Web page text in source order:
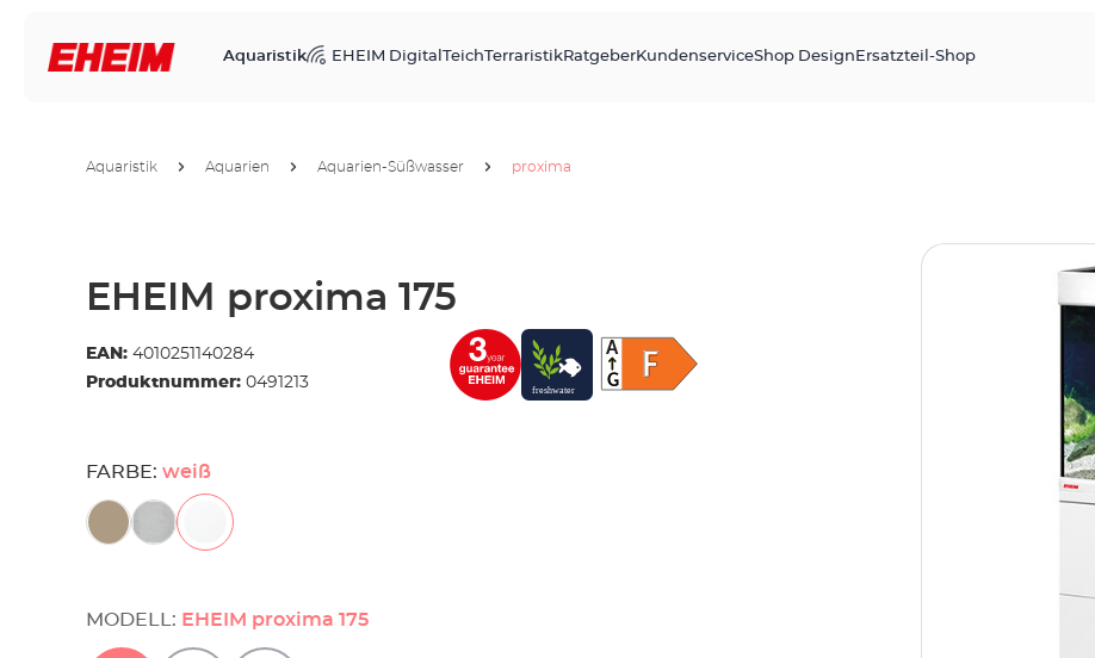
Aquaristik EHEIM Digital TeichTerraristikRatgeberKundenserviceShop Design Ersatzteil-Shop
Aquaristik Aquarien Aquarien-Süßwasser proxima
EHEIM proxima 175
EAN: 4010251140284
Produktnummer: 0491213
FARBE: weiß
MODELL: EHEIM proxima 175